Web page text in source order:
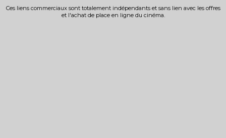
Ces liens commerciaux sont totalement indépendants et sans lien avec les offres
et l'achat de place en ligne du cinéma.